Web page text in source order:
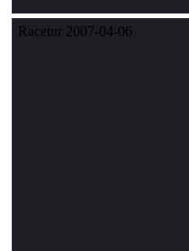
Racetur 2007-04-06